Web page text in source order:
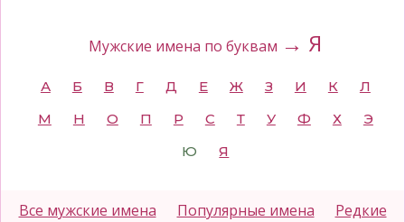
Мужские имена по буквам → Я
А Б В Г Д Е Ж З И К
Л
М
Н О П Р С Т У Ф Х
Э
Ю
Я
Все мужские имена Популярные имена
Редкие